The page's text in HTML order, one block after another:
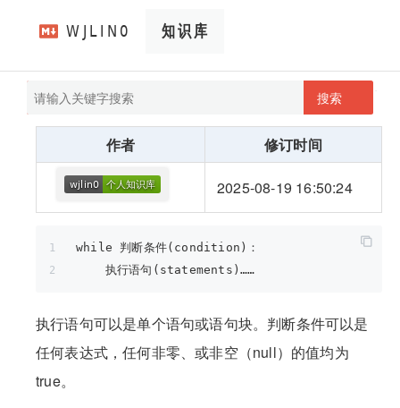
搜索
pathScan
wjlin0's blog
作者 修订时间
2025-08-19 16:50:24
while 判断条件(condition)：
    执行语句(statements)……
执行语句可以是单个语句或语句块。判断条件可以是
任何表达式，任何非零、或非空（null）的值均为
true。